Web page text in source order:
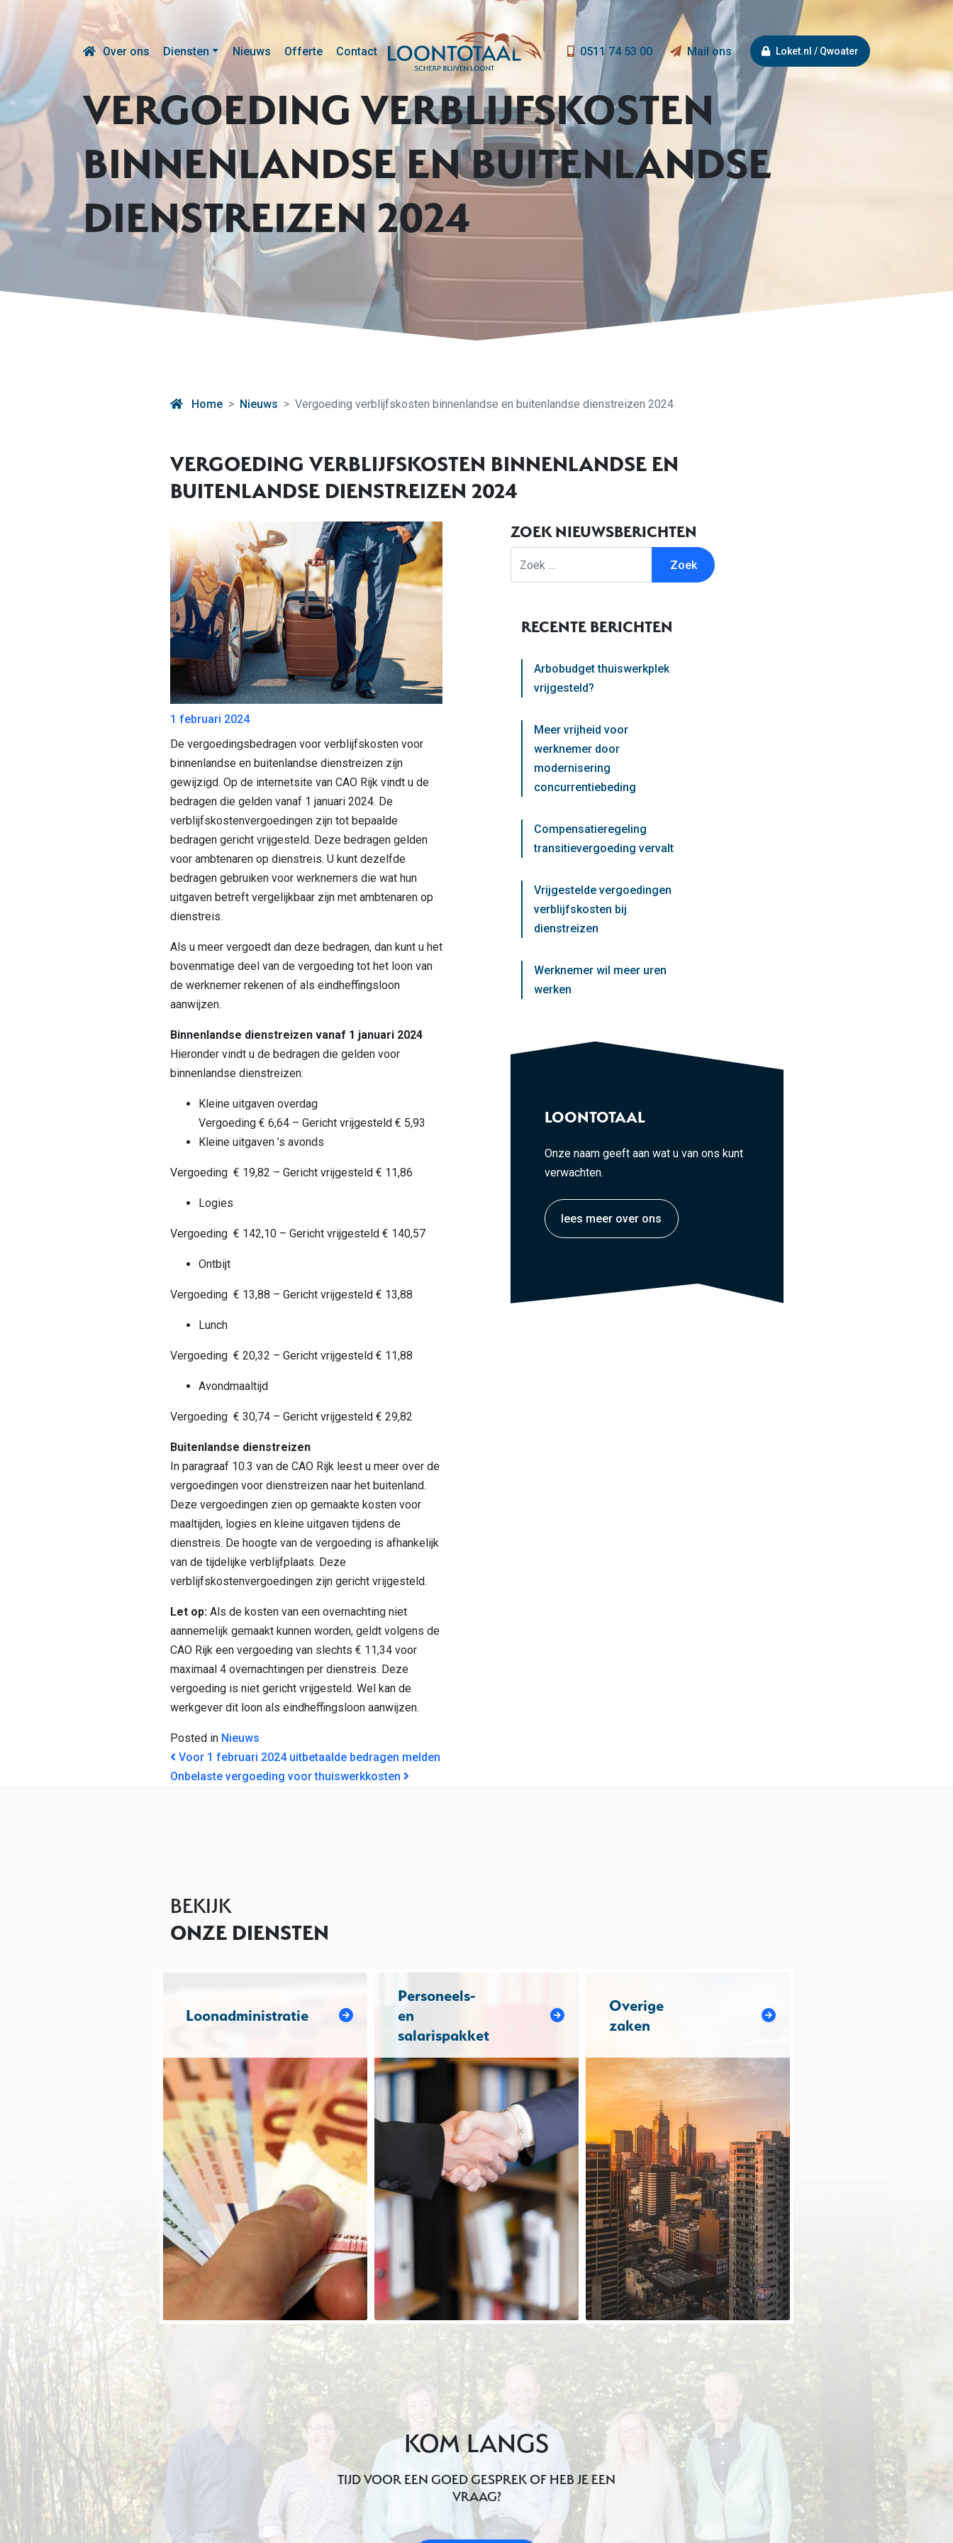
Over ons Diensten Nieuws Offerte Contact 0511 74 53 00 Mail ons Loket.nl / Qwoater
VERGOEDING VERBLIJFSKOSTEN
BINNENLANDSE EN BUITENLANDSE
DIENSTREIZEN 2024
Home Nieuws Vergoeding verblijfskosten binnenlandse en buitenlandse dienstreizen 2024
VERGOEDING VERBLIJFSKOSTEN BINNENLANDSE EN
BUITENLANDSE DIENSTREIZEN 2024
1 februari 2024
De vergoedingsbedragen voor verblijfskosten voor
binnenlandse en buitenlandse dienstreizen zijn
gewijzigd. Op de internetsite van CAO Rijk vindt u de
bedragen die gelden vanaf 1 januari 2024. De
verblijfskostenvergoedingen zijn tot bepaalde
bedragen gericht vrijgesteld. Deze bedragen gelden
voor ambtenaren op dienstreis. U kunt dezelfde
bedragen gebruiken voor werknemers die wat hun
uitgaven betreft vergelijkbaar zijn met ambtenaren op
dienstreis.
Als u meer vergoedt dan deze bedragen, dan kunt u het
bovenmatige deel van de vergoeding tot het loon van
de werknemer rekenen of als eindheffingsloon
aanwijzen.
Binnenlandse dienstreizen vanaf 1 januari 2024
Hieronder vindt u de bedragen die gelden voor
binnenlandse dienstreizen:
Kleine uitgaven overdag
Vergoeding € 6,64 – Gericht vrijgesteld € 5,93
Kleine uitgaven ’s avonds
Vergoeding € 19,82 – Gericht vrijgesteld € 11,86
Logies
Vergoeding € 142,10 – Gericht vrijgesteld € 140,57
Ontbijt
Vergoeding € 13,88 – Gericht vrijgesteld € 13,88
Lunch
Vergoeding € 20,32 – Gericht vrijgesteld € 11,88
Avondmaaltijd
Vergoeding € 30,74 – Gericht vrijgesteld € 29,82
Buitenlandse dienstreizen
In paragraaf 10.3 van de CAO Rijk leest u meer over de
vergoedingen voor dienstreizen naar het buitenland.
Deze vergoedingen zien op gemaakte kosten voor
maaltijden, logies en kleine uitgaven tijdens de
dienstreis. De hoogte van de vergoeding is afhankelijk
van de tijdelijke verblijfplaats. Deze
verblijfskostenvergoedingen zijn gericht vrijgesteld.
Let op: Als de kosten van een overnachting niet
aannemelijk gemaakt kunnen worden, geldt volgens de
CAO Rijk een vergoeding van slechts € 11,34 voor
maximaal 4 overnachtingen per dienstreis. Deze
vergoeding is niet gericht vrijgesteld. Wel kan de
werkgever dit loon als eindheffingsloon aanwijzen.
Posted in Nieuws
BERICHT NAVIGATIE
Voor 1 februari 2024 uitbetaalde bedragen melden
Onbelaste vergoeding voor thuiswerkkosten
ZOEK NIEUWSBERICHTEN
RECENTE BERICHTEN
Arbobudget thuiswerkplek
vrijgesteld?
Meer vrijheid voor
werknemer door
modernisering
concurrentiebeding
Compensatieregeling
transitievergoeding vervalt
Vrijgestelde vergoedingen
verblijfskosten bij
dienstreizen
Werknemer wil meer uren
werken
LOONTOTAAL
Onze naam geeft aan wat u van ons kunt
verwachten.
lees meer over ons
BEKIJK
ONZE DIENSTEN
Loonadministratie
Personeels-
en
salarispakket
Overige
zaken
KOM LANGS
TIJD VOOR EEN GOED GESPREK OF HEB JE EEN
VRAAG?